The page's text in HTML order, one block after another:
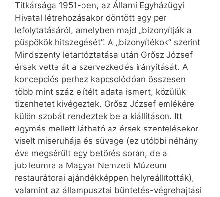
Titkársága 1951-ben, az Állami Egyházügyi
Hivatal létrehozásakor döntött egy per
lefolytatásáról, amelyben majd „bizonyítják a
püspökök hitszegését”. A „bizonyítékok” szerint
Mindszenty letartóztatása után Grősz József
érsek vette át a szervezkedés irányítását. A
koncepciós perhez kapcsolódóan összesen
több mint száz elítélt adata ismert, közülük
tizenhetet kivégeztek. Grősz József emlékére
külön szobát rendeztek be a kiállításon. Itt
egymás mellett látható az érsek szentelésekor
viselt miseruhája és süvege (ez utóbbi néhány
éve megsérült egy betörés során, de a
jubileumra a Magyar Nemzeti Múzeum
restaurátorai ajándékképpen helyreállították),
valamint az állampusztai büntetés-végrehajtási